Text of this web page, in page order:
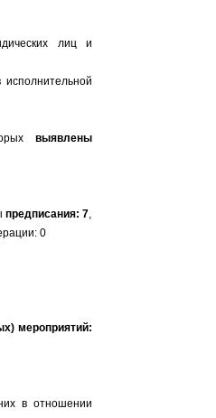
лиц и
выявлены
предписания: 7,
0
мероприятий:
в отношении